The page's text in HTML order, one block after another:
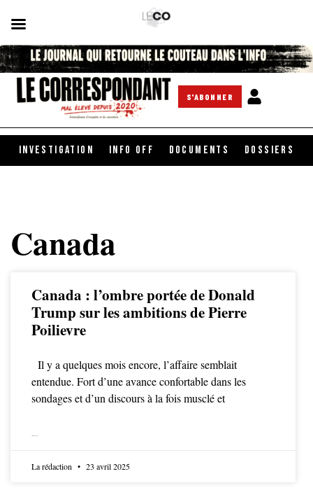
S'ABONNER
INVESTIGATION INFO OFF DOCUMENTS DOSSIERS
Canada
Canada : l’ombre portée de Donald
Trump sur les ambitions de Pierre
Poilievre
Il y a quelques mois encore, l’affaire semblait
entendue. Fort d’une avance confortable dans les
sondages et d’un discours à la fois musclé et
La rédaction 23 avril 2025